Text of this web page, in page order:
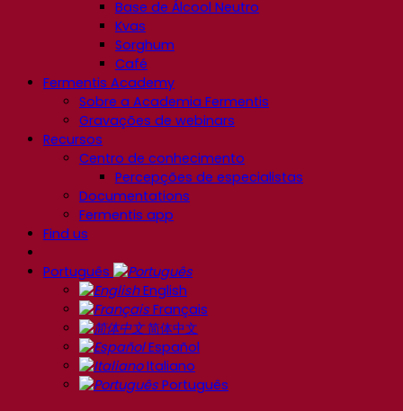
Base de Álcool Neutro
Kvas
Sorghum
Café
Fermentis Academy
Sobre a Academia Fermentis
Gravações de webinars
Recursos
Centro de conhecimento
Percepções de especialistas
Documentations
Fermentis app
Find us
Português
English
Français
简体中文
Español
Italiano
Português